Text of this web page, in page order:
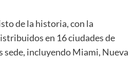
de la historia, con la
en 16 ciudades de
sede, incluyendo Miami, Nueva